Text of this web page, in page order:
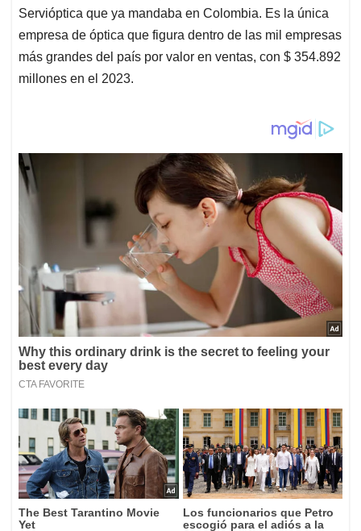
Servióptica que ya mandaba en Colombia. Es la única
empresa de óptica que figura dentro de las mil empresas
más grandes del país por valor en ventas, con $ 354.892
millones en el 2023.